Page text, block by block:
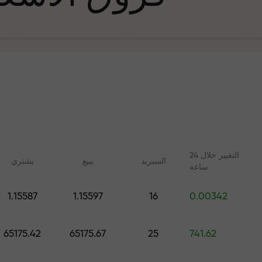
في التجارة
جائزة هديتك
يشتري يبيع السبرید
التغيير خلال 24
ساعة
1.15587 1.15597 16 0.00342
65175.42 65175.67 25 741.62
وندوات عبر الإنترنت لجميع
الرقمية والعقود الآجلة